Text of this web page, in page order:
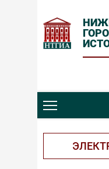
Проверьте
данных и